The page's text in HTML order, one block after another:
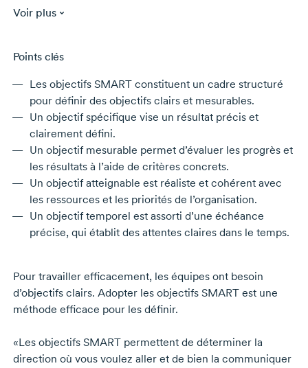
Voir plus
Points clés
Les objectifs SMART constituent un cadre structuré
pour définir des objectifs clairs et mesurables.
Un objectif spécifique vise un résultat précis et
clairement défini.
Un objectif mesurable permet d’évaluer les progrès et
les résultats à l’aide de critères concrets.
Un objectif atteignable est réaliste et cohérent avec
les ressources et les priorités de l’organisation.
Un objectif temporel est assorti d’une échéance
précise, qui établit des attentes claires dans le temps.
Pour travailler efficacement, les équipes ont besoin
d’objectifs clairs. Adopter les objectifs SMART est une
méthode efficace pour les définir.
«Les objectifs SMART permettent de déterminer la
direction où vous voulez aller et de bien la communiquer